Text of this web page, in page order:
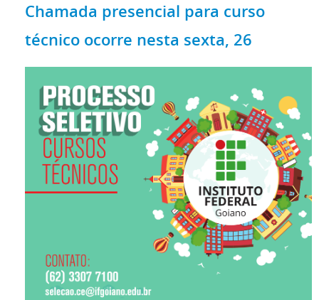
Chamada presencial para curso
técnico ocorre nesta sexta, 26